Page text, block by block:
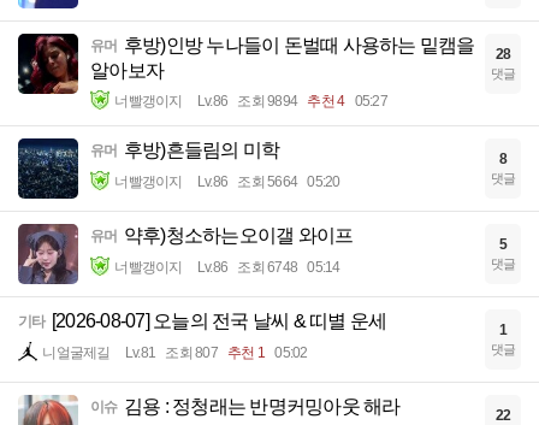
유머 후방)인방 누나들이 돈벌때 사용하는 밑캠을
알아보자
너빨갱이지 Lv.86 조회 9894 추천 4 05:27
28
댓글
유머 후방)흔들림의 미학
너빨갱이지 Lv.86 조회 5664 05:20
8
댓글
유머 약후)청소하는오이갤 와이프
너빨갱이지 Lv.86 조회 6748 05:14
5
댓글
기타 [2026-08-07] 오늘의 전국 날씨 & 띠별 운세
니얼굴제길 Lv.81 조회 807 추천 1 05:02
1
댓글
이슈 김용 : 정청래는 반명커밍아웃 해라 22